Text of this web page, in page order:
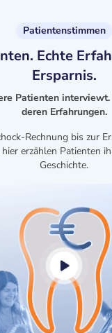
Patientenstimmen
Echte
Ersparnis.
Patienten
deren Erfahrungen.
Rechnung bis zur
erzählen Patienten
Geschichte.